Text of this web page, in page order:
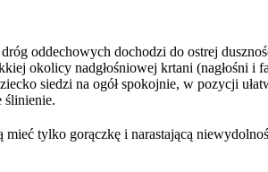
oddechowych dochodzi do ostrej
okolicy nadgłośniowej krtani (nagłośni
siedzi na ogół spokojnie, w pozycji
ślinienie.
mieć tylko gorączkę i narastającą